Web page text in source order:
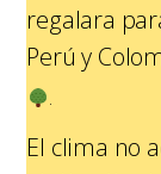
regalara
Perú y
.
El clima no